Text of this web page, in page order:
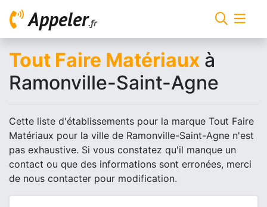
Appeler.fr
Tout Faire Matériaux à
Ramonville-Saint-Agne
Cette liste d'établissements pour la marque Tout Faire
Matériaux pour la ville de Ramonville-Saint-Agne n'est
pas exhaustive. Si vous constatez qu'il manque un
contact ou que des informations sont erronées, merci
de nous contacter pour modification.